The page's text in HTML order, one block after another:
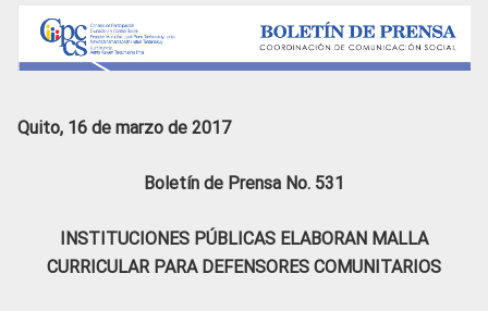
Quito, 16 de marzo de 2017
Boletín de Prensa No. 531
INSTITUCIONES PÚBLICAS ELABORAN MALLA
CURRICULAR PARA DEFENSORES COMUNITARIOS